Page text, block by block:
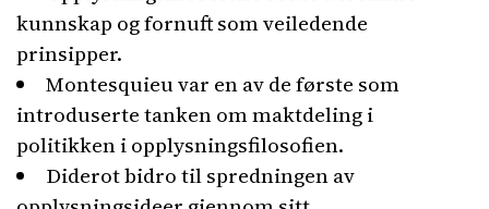
kunnskap og fornuft som veiledende
prinsipper.
Montesquieu var en av de første som
introduserte tanken om maktdeling i
politikken i opplysningsfilosofien.
Diderot bidro til spredningen av